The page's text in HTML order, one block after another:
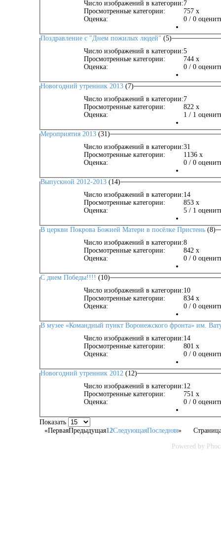
Число изображений в категории:7
Просмотренные категории:
757 x
Оценка:
0 / 0
Поздравление с "Днем пожилых людей" (5)
Число изображений в категории:5
Просмотренные категории:
744 x
Оценка:
0 / 0
Новогодний утренник 2013 (7)
Число изображений в категории:7
Просмотренные категории:
822 x
Оценка:
1 / 1
Мероприятия 2013 (31)
Число изображений в категории:31
Просмотренные категории:
1136 x
Оценка:
0 / 0
Выпускной 2012-2013 (14)
Число изображений в категории:14
Просмотренные категории:
853 x
Оценка:
5 / 1
В церкви Покрова Божией Матери в посёлке Пристень (8)
Число изображений в категории:8
Просмотренные категории:
842 x
Оценка:
0 / 0
С днем Победы!!!! (10)
Число изображений в категории:10
Просмотренные категории:
834 x
Оценка:
0 / 0
В музее «Командный пункт Воронежского фронта» им.
Число изображений в категории:14
Просмотренные категории:
801 x
Оценка:
0 / 0
Новогодний утренник 2012 (12)
Число изображений в категории:12
Просмотренные категории:
751 x
Оценка:
0 / 0
Показать
«ПерваяПредыдущая12СледующаяПоследняя»
Powered by